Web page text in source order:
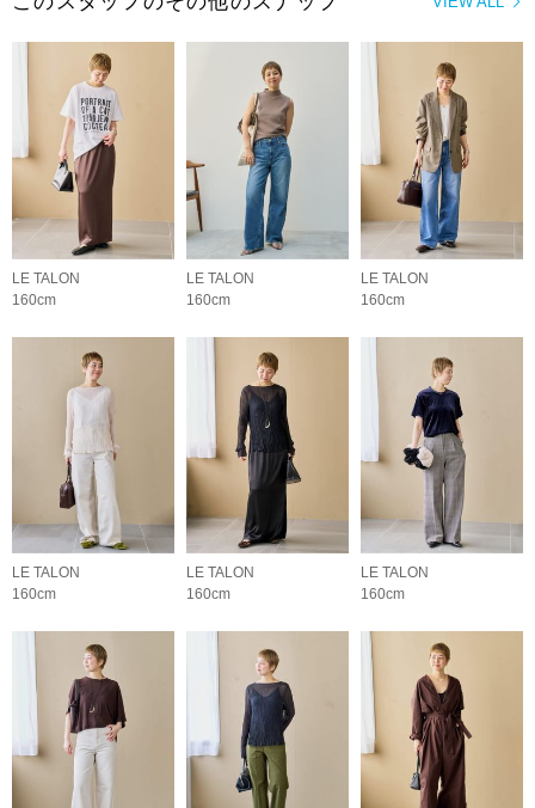
LE TALON
160cm
LE TALON
160cm
LE TALON
160cm
LE TALON
160cm
LE TALON
160cm
LE TALON
160cm